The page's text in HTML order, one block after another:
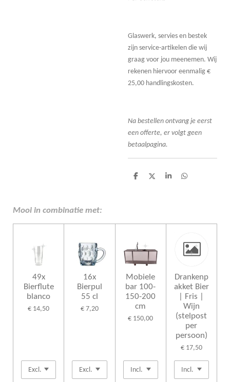
Glaswerk, servies en bestek
zijn service-artikelen die wij
graag voor jou meenemen. Wij
rekenen hiervoor eenmalig €
25,00 handlingskosten.
Na bestellen ontvang je eerst
een offerte, er volgt geen
betaalpagina.
D
D
S
D
Mooi in combinatie met:
49x
Bierflute
blanco
€ 14,50
16x
Bierpul
55 cl
€ 7,20
Mobiele
bar 100-
150-200
cm
€ 150,00
Drankenp
akket Bier
| Fris |
Wijn
(stelpost
per
persoon)
€ 17,50